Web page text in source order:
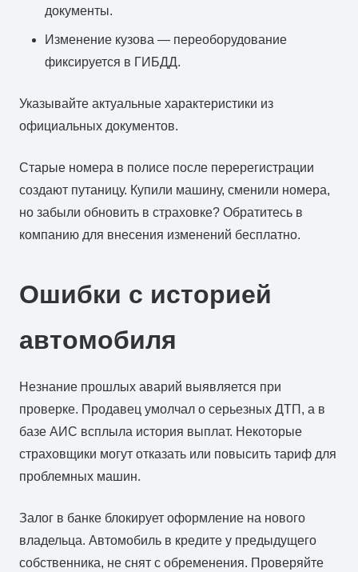
документы.
Изменение кузова — переоборудование
фиксируется в ГИБДД.
Указывайте актуальные характеристики из
официальных документов.
Старые номера в полисе после перерегистрации
создают путаницу. Купили машину, сменили номера,
но забыли обновить в страховке? Обратитесь в
компанию для внесения изменений бесплатно.
Ошибки с историей
автомобиля
Незнание прошлых аварий выявляется при
проверке. Продавец умолчал о серьезных ДТП, а в
базе АИС всплыла история выплат. Некоторые
страховщики могут отказать или повысить тариф для
проблемных машин.
Залог в банке блокирует оформление на нового
владельца. Автомобиль в кредите у предыдущего
собственника, не снят с обременения. Проверяйте